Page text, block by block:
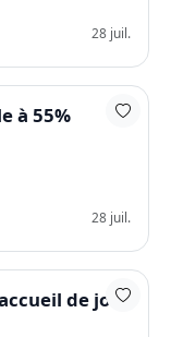
28 juil.
à 55%
28 juil.
de jour